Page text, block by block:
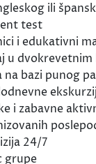
ili
test
i edukativni
u
na bazi punog
i zabavne
24/7
grupe